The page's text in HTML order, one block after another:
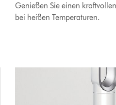
Genießen Sie einen
bei heißen Temperaturen.